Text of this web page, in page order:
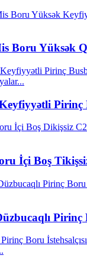
Boru Yüksək
Pirinç
İçi Boş
Pirinç